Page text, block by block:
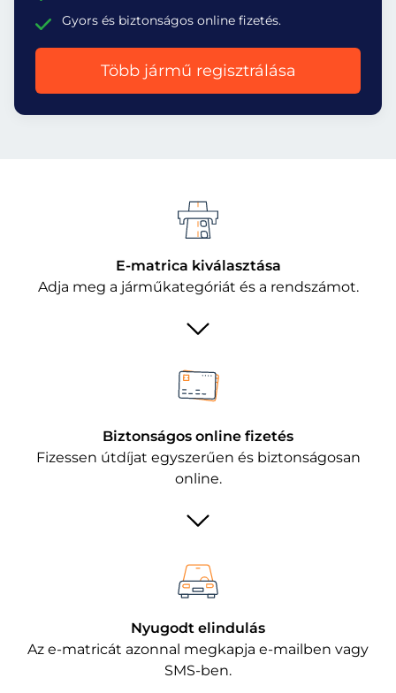
Gyors és biztonságos online fizetés.
Több jármű regisztrálása
E-matrica kiválasztása
Adja meg a járműkategóriát és a rendszámot.
Biztonságos online fizetés
Fizessen útdíjat egyszerűen és biztonságosan
online.
Nyugodt elindulás
Az e-matricát azonnal megkapja e-mailben vagy
SMS-ben.